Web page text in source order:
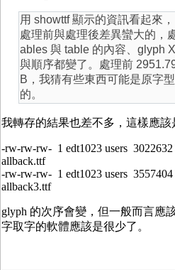
用 showttf 顯示的資訊看起來
處理前與處理後差異蠻大的，
ables 與 table 的內容、glyph
與順序都變了。處理前
B，我猜有些東西可能是原字
的。
我轉存的結果也差不多，這樣應該
-rw-rw-rw- 1 edt1023 users
allback.ttf
-rw-rw-rw- 1 edt1023 users
allback3.ttf
glyph 的次序會變，但一般而言應
字取字的軟體應該是很少了。